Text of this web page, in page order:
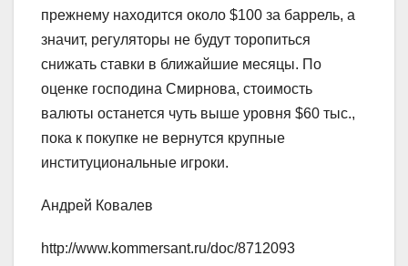
прежнему находится около $100 за баррель, а
значит, регуляторы не будут торопиться
снижать ставки в ближайшие месяцы. По
оценке господина Смирнова, стоимость
валюты останется чуть выше уровня $60 тыс.,
пока к покупке не вернутся крупные
институциональные игроки.
Андрей Ковалев
http://www.kommersant.ru/doc/8712093